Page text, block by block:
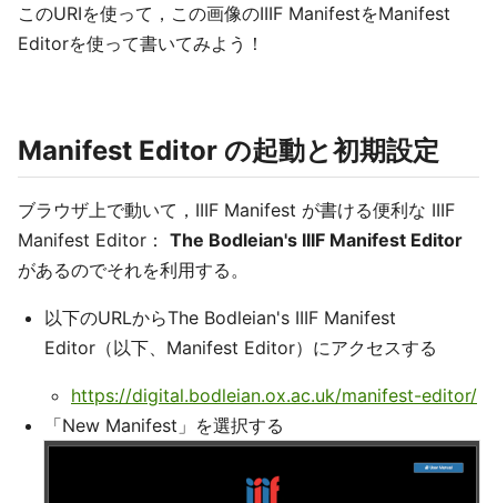
このURIを使って，この画像のIIIF ManifestをManifest
Editorを使って書いてみよう！
Manifest Editor の起動と初期設定
ブラウザ上で動いて，IIIF Manifest が書ける便利な IIIF
Manifest Editor： The Bodleian's IIIF Manifest Editor
があるのでそれを利用する。
以下のURLからThe Bodleian's IIIF Manifest
Editor（以下、Manifest Editor）にアクセスする
https://digital.bodleian.ox.ac.uk/manifest-editor/
「New Manifest」を選択する